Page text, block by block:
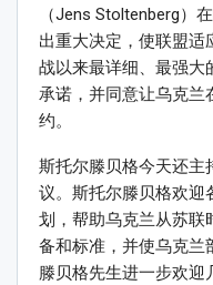
（Jens Stoltenberg）
出重大决定，使联盟适
战以来最详细、最强大
承诺，并同意让乌克兰
约。
斯托尔滕贝格今天还主
议。斯托尔滕贝格欢迎
划，帮助乌克兰从苏联
备和标准，并使乌克兰
滕贝格先生进一步欢迎